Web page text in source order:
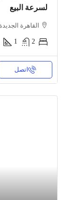
لسرعة البيع
القاهرة
2
1
اتصل